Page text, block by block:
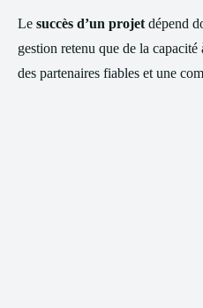
Le succès d’un projet dépend
gestion retenu que de la
des partenaires fiables et une